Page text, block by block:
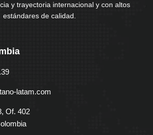
y trayectoria internacional y con altos
estándares de calidad.
latam.com
Of. 402